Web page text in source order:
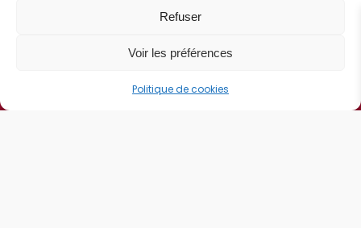
Refuser
Voir les préférences
Politique de cookies
DERNIÈRES ACTUALITÉS